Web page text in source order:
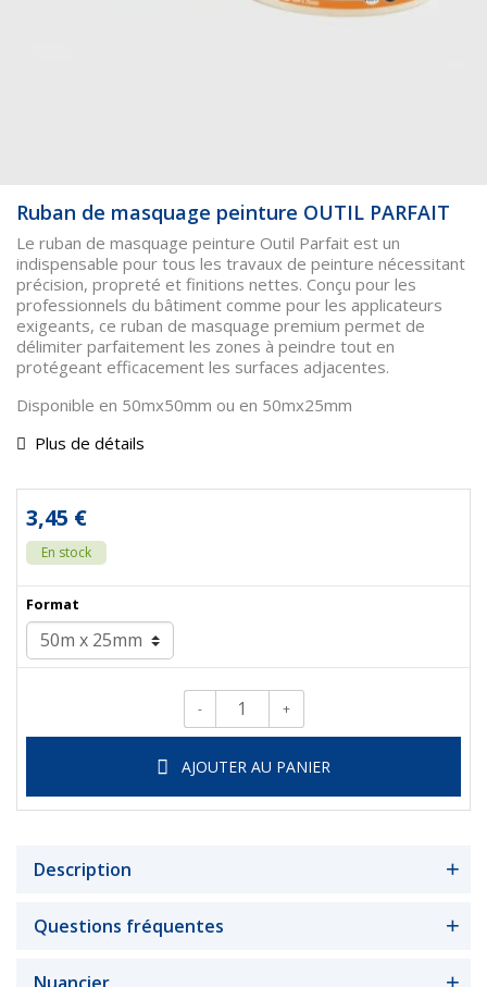
Ruban de masquage peinture OUTIL PARFAIT
Le ruban de masquage peinture Outil Parfait est un
indispensable pour tous les travaux de peinture nécessitant
précision, propreté et finitions nettes. Conçu pour les
professionnels du bâtiment comme pour les applicateurs
exigeants, ce ruban de masquage premium permet de
délimiter parfaitement les zones à peindre tout en
protégeant efficacement les surfaces adjacentes.
Disponible en 50mx50mm ou en 50mx25mm
Plus de détails
3,45 €
En stock
Format
Qté.
- +
AJOUTER AU PANIER
Description
Questions fréquentes
Nuancier